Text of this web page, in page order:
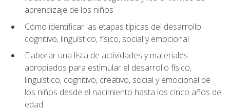
aprendizaje de los niños
Cómo identificar las etapas típicas del desarrollo
cognitivo, lingüístico, físico, social y emocional
Elaborar una lista de actividades y materiales
apropiados para estimular el desarrollo físico,
lingüístico, cognitivo, creativo, social y emocional de
los niños desde el nacimiento hasta los cinco años de
edad